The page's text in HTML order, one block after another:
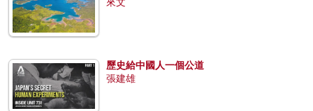
歷史給中國人一個公道
張建雄